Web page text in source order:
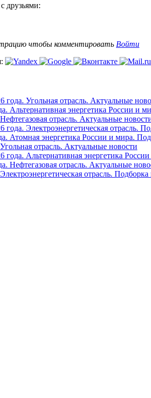
друзьями:
чтобы комментировать Войти
года. Угольная отрасль. Актуальные
Альтернативная энергетика России и
отрасль. Актуальные
года. Электроэнергетическая отрасль.
Атомная энергетика России и мира.
отрасль. Актуальные новости
года. Альтернативная энергетика
Нефтегазовая отрасль. Актуальные
отрасль. Подборка